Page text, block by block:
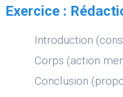
Exercice :
Introduction
Corps (action
Conclusion